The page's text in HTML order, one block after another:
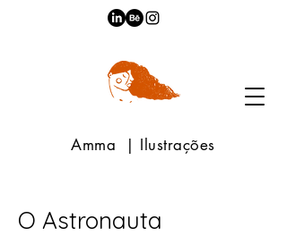
Amma | Ilustrações
O Astronauta